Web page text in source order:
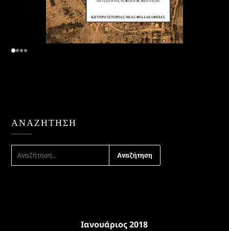
ΑΝΑΖΉΤΗΣΗ
ΑΝΑΖΉΤΗΣΗ
ΓΙΑ:
Ιανουάριος 2018